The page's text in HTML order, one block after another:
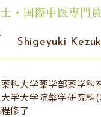
・国際中医専門員
Shigeyuki
科大学薬学部薬学科
学大学院薬学研究科
修了